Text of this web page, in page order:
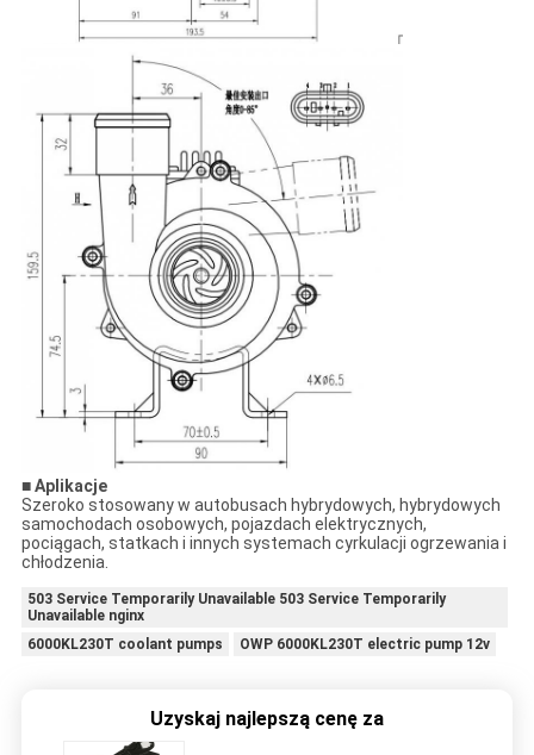
■ Aplikacje
Szeroko stosowany w autobusach hybrydowych, hybrydowych
samochodach osobowych, pojazdach elektrycznych,
pociągach, statkach i innych systemach cyrkulacji ogrzewania i
chłodzenia.
503 Service Temporarily Unavailable 503 Service Temporarily
Unavailable nginx
6000KL230T coolant pumps
OWP 6000KL230T electric pump 12v
Uzyskaj najlepszą cenę za